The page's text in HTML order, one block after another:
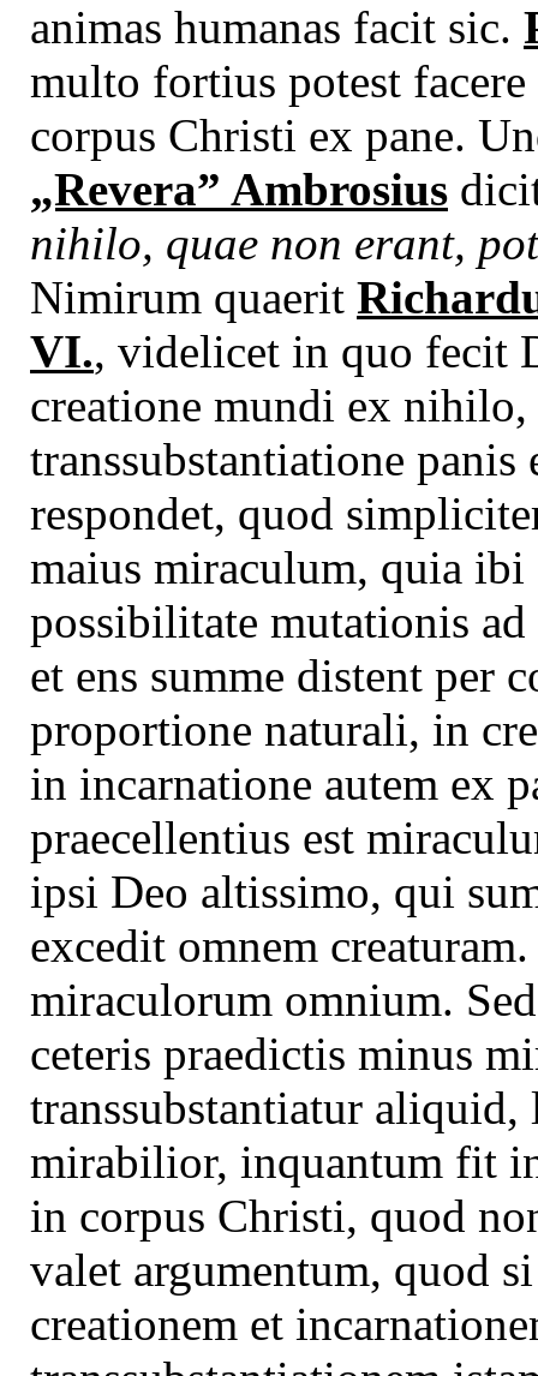
animas humanas facit sic.
multo fortius potest
corpus Christi ex pane.
„Revera” Ambrosius
nihilo, quae non erant,
Nimirum quaerit
VI., videlicet in quo fecit
creatione mundi ex
transsubstantiatione
respondet, quod
maius miraculum, quia ibi
possibilitate mutationis
et ens summe distent per
proportione naturali, in
in incarnatione autem ex
praecellentius est
ipsi Deo altissimo, qui
excedit omnem
miraculorum omnium.
ceteris praedictis minus
transsubstantiatur
mirabilior, inquantum fit
in corpus Christi, quod
valet argumentum, quod
creationem et